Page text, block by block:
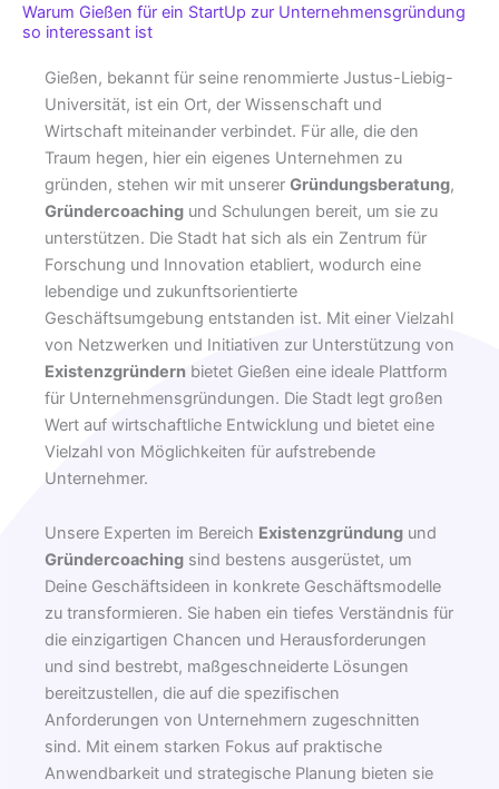
Warum Gießen für ein StartUp zur Unternehmensgründung
so interessant ist
Gießen, bekannt für seine renommierte Justus-Liebig-
Universität, ist ein Ort, der Wissenschaft und
Wirtschaft miteinander verbindet. Für alle, die den
Traum hegen, hier ein eigenes Unternehmen zu
gründen, stehen wir mit unserer Gründungsberatung,
Gründercoaching und Schulungen bereit, um sie zu
unterstützen. Die Stadt hat sich als ein Zentrum für
Forschung und Innovation etabliert, wodurch eine
lebendige und zukunftsorientierte
Geschäftsumgebung entstanden ist. Mit einer Vielzahl
von Netzwerken und Initiativen zur Unterstützung von
Existenzgründern bietet Gießen eine ideale Plattform
für Unternehmensgründungen. Die Stadt legt großen
Wert auf wirtschaftliche Entwicklung und bietet eine
Vielzahl von Möglichkeiten für aufstrebende
Unternehmer.
Unsere Experten im Bereich Existenzgründung und
Gründercoaching sind bestens ausgerüstet, um
Deine Geschäftsideen in konkrete Geschäftsmodelle
zu transformieren. Sie haben ein tiefes Verständnis für
die einzigartigen Chancen und Herausforderungen
und sind bestrebt, maßgeschneiderte Lösungen
bereitzustellen, die auf die spezifischen
Anforderungen von Unternehmern zugeschnitten
sind. Mit einem starken Fokus auf praktische
Anwendbarkeit und strategische Planung bieten sie